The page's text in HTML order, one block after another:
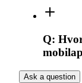
Q:
Ask a question